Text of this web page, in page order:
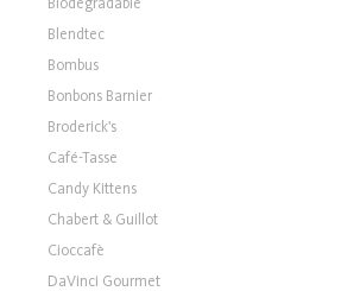
Biodegradable
Blendtec
Bombus
Bonbons Barnier
Broderick's
Café-Tasse
Candy Kittens
Chabert & Guillot
Cioccafè
DaVinci Gourmet